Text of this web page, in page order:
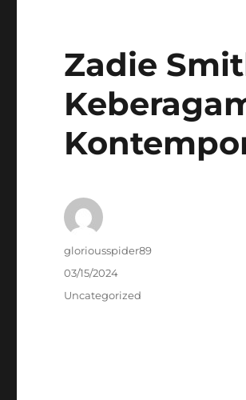
Zadie
Author
gloriousspider89
Posted
03/15/2024
Categories
Uncategorized